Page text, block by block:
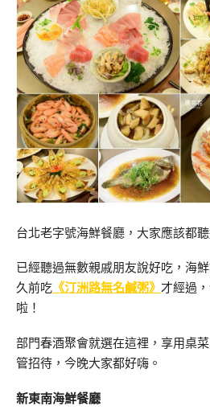
台北老字號海鮮餐廳，大家應該都
已經聽過無數親戚朋友說好吃，海
久前吃 《汀洲路無名鹹粥》 才經過
啦！
部門春酒聚會就選在這裡，享用桌
管招待，今晚大家都好嗨。
新東南海鮮餐廳